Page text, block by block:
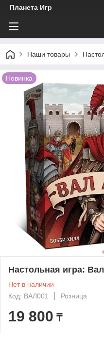
Планета Игр
Наши товары
Новинка
Настольная игра:
Нет в наличии
Код: ВАЛ001
Розница
19 800 ₸